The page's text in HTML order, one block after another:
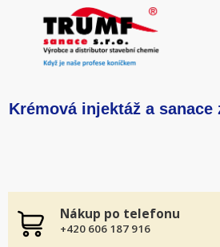
Krémová injektáž a sanace
Nákup po telefonu
+420 606 187 916